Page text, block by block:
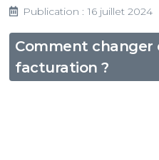
Publication : 16 juillet 2024
Comment changer
facturation ?